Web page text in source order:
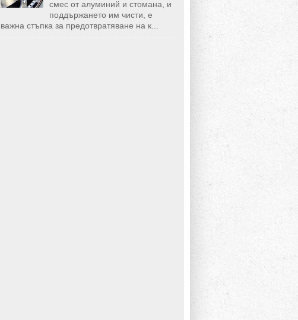
смес от алуминий и стомана, и
поддържането им чисти, е
важна стъпка за предотвратяване на к...